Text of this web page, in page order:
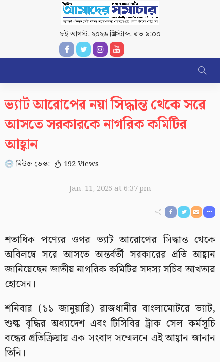
৮ই আগস্ট, ২০২৬ খ্রিস্টাব্দ,রাত ৯:০০
ভ্যাট আরোপের নয়া সিদ্ধান্ত থেকে সরে
আসতে সরকারকে নাগরিক কমিটির
আহ্বান
নিউজ ডেস্ক: 192 Views
Jan. 11, 2025 at 6:37 pm
শতাধিক পণ্যের ওপর ভ্যাট আরোপের সিদ্ধান্ত থেকে
অবিলম্বে সরে আসতে অন্তর্বর্তী সরকারের প্রতি আহ্বান
জানিয়েছেন জাতীয় নাগরিক কমিটির সদস্য সচিব আখতার
হোসেন।
শনিবার (১১ জানুয়ারি) রাজধানীর বাংলামোটরে ভ্যাট,
শুল্ক বৃদ্ধির অধ্যাদেশ এবং টিসিবির ট্রাক সেল কর্মসূচি
বন্ধের প্রতিক্রিয়ায় এক সংবাদ সম্মেলনে এই আহ্বান জানান
তিনি।